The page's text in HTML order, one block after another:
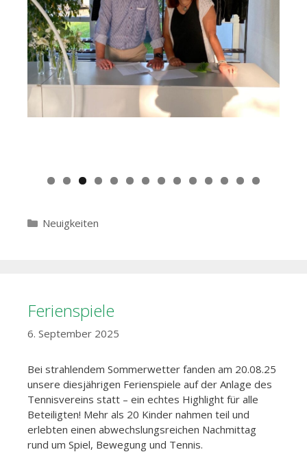
Kategorien
Neuigkeiten
Ferienspiele
6. September 2025
Bei strahlendem Sommerwetter fanden am 20.08.25
unsere diesjährigen Ferienspiele auf der Anlage des
Tennisvereins statt – ein echtes Highlight für alle
Beteiligten! Mehr als 20 Kinder nahmen teil und
erlebten einen abwechslungsreichen Nachmittag
rund um Spiel, Bewegung und Tennis.